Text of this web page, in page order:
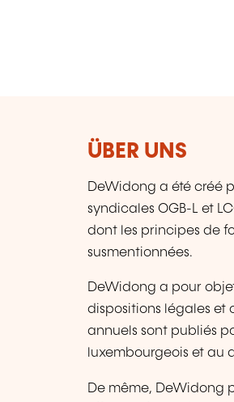
ÜBER UNS
DeWidong a été créé
syndicales OGB-L et
dont les principes de
susmentionnées.
DeWidong a pour
dispositions légales et
annuels sont publiés
luxembourgeois et au
De même, DeWidong